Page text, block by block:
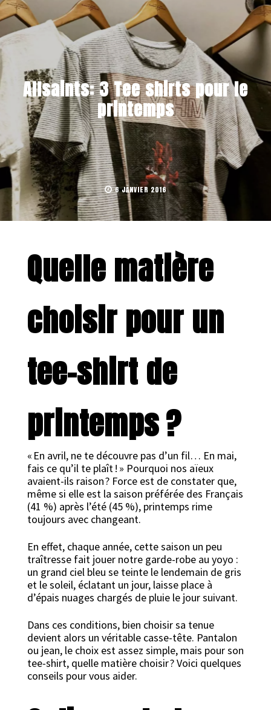
Allsaints: 3 Tee shirts pour le
printemps
6 JANVIER 2016
Quelle matière
choisir pour un
tee-shirt de
printemps ?
« En avril, ne te découvre pas d’un fil… En mai,
fais ce qu’il te plaît ! » Pourquoi nos aïeux
avaient-ils raison ? Force est de constater que,
même si elle est la saison préférée des Français
(41 %) après l’été (45 %), printemps rime
toujours avec changeant.
En effet, chaque année, cette saison un peu
traîtresse fait jouer notre garde-robe au yoyo :
un grand ciel bleu se teinte le lendemain de gris
et le soleil, éclatant un jour, laisse place à
d’épais nuages chargés de pluie le jour suivant.
Dans ces conditions, bien choisir sa tenue
devient alors un véritable casse-tête. Pantalon
ou jean, le choix est assez simple, mais pour son
tee-shirt, quelle matière choisir ? Voici quelques
conseils pour vous aider.